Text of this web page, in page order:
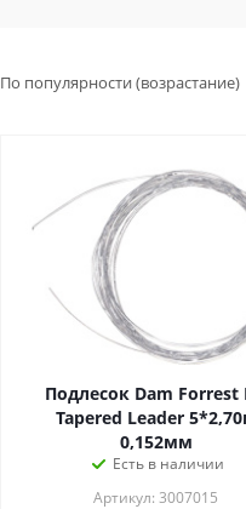
По популярности (возрастание)
Подлесок Dam Forrest
Tapered Leader
0,152мм
Есть в наличии
Артикул: 3007015